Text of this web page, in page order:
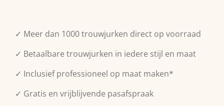
✓ Meer dan 1000 trouwjurken direct op voorraad
✓ Betaalbare trouwjurken in iedere stijl en maat
✓ Inclusief professioneel op maat maken*
✓ Gratis en vrijblijvende pasafspraak